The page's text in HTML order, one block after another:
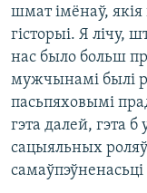
шмат імёнаў,
гісторыі. Я лічу,
нас было больш
мужчынамі былі
пасьпяховымі
гэта далей, гэта
сацыяльных